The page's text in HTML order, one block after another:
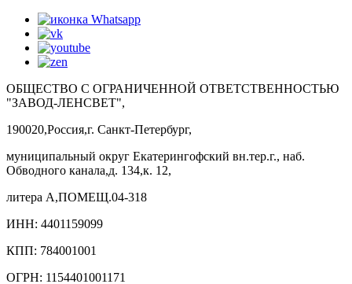
ОБЩЕСТВО С ОГРАНИЧЕННОЙ ОТВЕТСТВЕННОСТЬЮ
"ЗАВОД-ЛЕНСВЕТ",
190020,Россия,г. Санкт-Петербург,
муниципальный округ Екатерингофский вн.тер.г., наб.
Обводного канала,д. 134,к. 12,
литера А,ПОМЕЩ.04-318
ИНН: 4401159099
КПП: 784001001
ОГРН: 1154401001171